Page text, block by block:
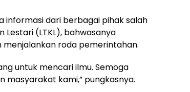
informasi dari berbagai pihak salah
Lestari (LTKL), bahwasanya
menjalankan roda pemerintahan.
untuk mencari ilmu. Semoga
kami,” pungkasnya.